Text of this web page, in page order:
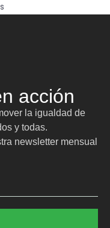
acción
la igualdad de
y todas.
newsletter mensual